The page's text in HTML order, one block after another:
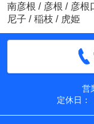
南彦根 / 彦根 / 彦根
尼子 / 稲枝 / 虎姫
営
定休日：